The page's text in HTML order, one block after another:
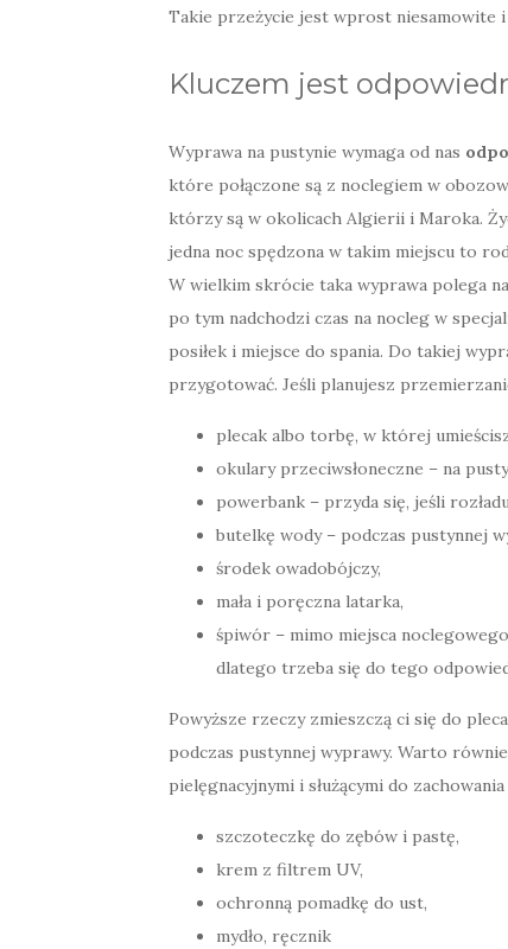
Takie przeżycie jest wprost niesamowite
Kluczem jest
Wyprawa na pustynie wymaga od nas
które połączone są z noclegiem w
którzy są w okolicach Algierii i Maroka.
jedna noc spędzona w takim miejscu to
W wielkim skrócie taka wyprawa polega
po tym nadchodzi czas na nocleg w
posiłek i miejsce do spania. Do takiej
przygotować. Jeśli planujesz
plecak albo torbę, w której
okulary przeciwsłoneczne – na
powerbank – przyda się, jeśli
butelkę wody – podczas pustynnej
środek owadobójczy,
mała i poręczna latarka,
śpiwór – mimo miejsca
dlatego trzeba się do tego
Powyższe rzeczy zmieszczą ci się do
podczas pustynnej wyprawy. Warto
pielęgnacyjnymi i służącymi do
szczoteczkę do zębów i pastę,
krem z filtrem UV,
ochronną pomadkę do ust,
mydło, ręcznik